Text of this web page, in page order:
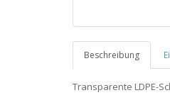
Beschreibung
Transparente LDPE-